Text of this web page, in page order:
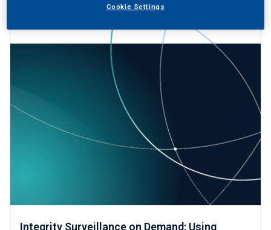
Integrity Surveillance on Demand: Using
Cookie Settings